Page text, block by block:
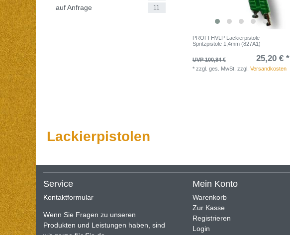
auf Anfrage 11
PROFI HVLP Lackierpistole
Spritzpistole 1,4mm (827A1)
UVP 100,84 € 25,20 € *
* zzgl. ges. MwSt. zzgl. Versandkosten
Lackierpistolen
Service
Kontaktformular
Wenn Sie Fragen zu unseren
Produkten und Leistungen haben, sind
Mein Konto
Warenkorb
Zur Kasse
Registrieren
Login